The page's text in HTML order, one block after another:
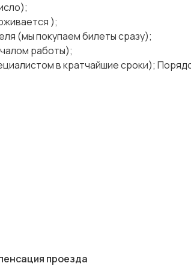
);
(мы покупаем билеты сразу);
работы);
в кратчайшие сроки);
проезда